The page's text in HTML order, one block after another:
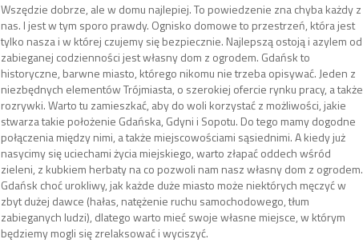
Wszędzie dobrze, ale w domu najlepiej. To powiedzenie zna chyba każdy z
nas. I jest w tym sporo prawdy. Ognisko domowe to przestrzeń, która jest
tylko nasza i w której czujemy się bezpiecznie. Najlepszą ostoją i azylem od
zabieganej codzienności jest własny dom z ogrodem. Gdańsk to
historyczne, barwne miasto, którego nikomu nie trzeba opisywać. Jeden z
niezbędnych elementów Trójmiasta, o szerokiej ofercie rynku pracy, a także
rozrywki. Warto tu zamieszkać, aby do woli korzystać z możliwości, jakie
stwarza takie położenie Gdańska, Gdyni i Sopotu. Do tego mamy dogodne
połączenia między nimi, a także miejscowościami sąsiednimi. A kiedy już
nasycimy się uciechami życia miejskiego, warto złapać oddech wśród
zieleni, z kubkiem herbaty na co pozwoli nam nasz własny dom z ogrodem.
Gdańsk choć urokliwy, jak każde duże miasto może niektórych męczyć w
zbyt dużej dawce (hałas, natężenie ruchu samochodowego, tłum
zabieganych ludzi), dlatego warto mieć swoje własne miejsce, w którym
będziemy mogli się zrelaksować i wyciszyć.